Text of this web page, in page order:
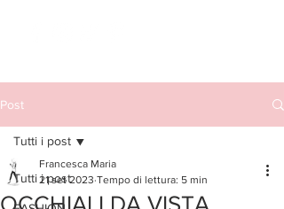
Post
Tutti i post
Tutti i post
OCCHIALI DA VISTA
Francesca Maria
21 set 2023 Tempo di lettura: 5 min